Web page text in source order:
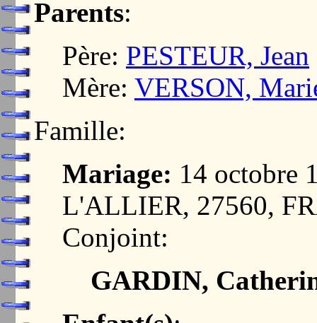
Parents:
Père: PESTEUR, Jean
Mère: VERSON,
Famille:
Mariage: 14 octobre
L'ALLIER, 27560,
Conjoint:
GARDIN,